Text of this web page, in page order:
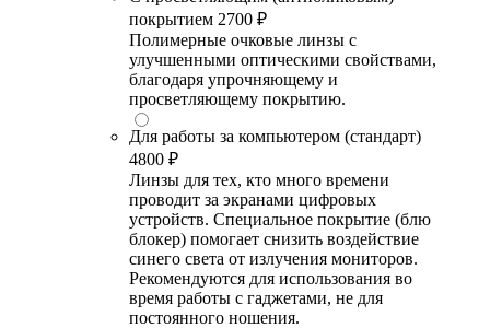
покрытием 2700 ₽
Полимерные очковые линзы с
улучшенными оптическими свойствами,
благодаря упрочняющему и
просветляющему покрытию.
Для работы за компьютером (стандарт)
4800 ₽
Линзы для тех, кто много времени
проводит за экранами цифровых
устройств. Специальное покрытие (блю
блокер) помогает снизить воздействие
синего света от излучения мониторов.
Рекомендуются для использования во
время работы с гаджетами, не для
постоянного ношения.